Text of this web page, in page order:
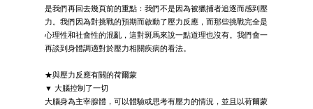
是我們再回去幾頁前的重點：我們不是因為被獵捕者追逐而感到壓
力。我們因為對挑戰的預期而啟動了壓力反應，而那些挑戰完全是
心理性和社會性的混亂，這對斑馬來說一點道理也沒有。我們會一
再談到身體調適對於壓力相關疾病的看法。
★與壓力反應有關的荷爾蒙
▼ 大腦控制了一切
大腦身為主宰腺體，可以體驗或思考有壓力的情況，並且以荷爾蒙